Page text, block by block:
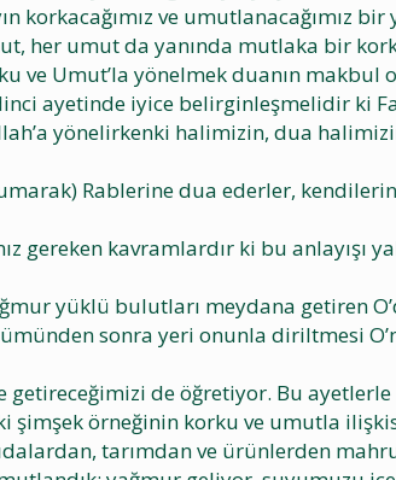
korkacağımız ve umutlanacağımız
her umut da yanında mutlaka bir
ve Umut’la yönelmek duanın
ayetinde iyice belirginleşmelidir ki
yönelirkenki halimizin, dua
Rablerine dua ederler,
gereken kavramlardır ki bu anlayışı
yüklü bulutları meydana getiren
sonra yeri onunla diriltmesi
de öğretiyor. Bu ayetlerle
şimşek örneğinin korku ve umutla
tarımdan ve ürünlerden